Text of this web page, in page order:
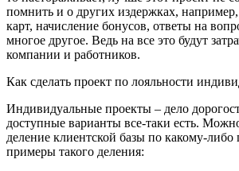
помнить и о других издержках,
карт, начисление бонусов, ответы на
многое другое. Ведь на все это будут
компании и работников.
Как сделать проект по лояльности
Индивидуальные проекты – дело
доступные варианты все-таки есть.
деление клиентской базы по какому-либо
примеры такого деления: